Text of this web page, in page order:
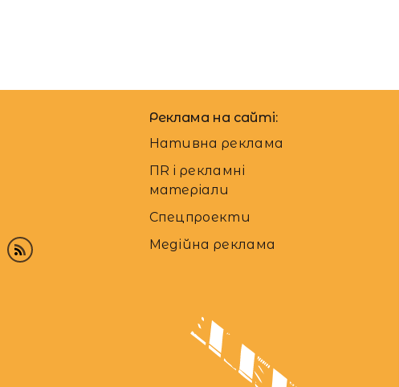
Реклама на сайті:
Нативна реклама
ПR і рекламні
матеріали
Спецпроекти
Медійна реклама